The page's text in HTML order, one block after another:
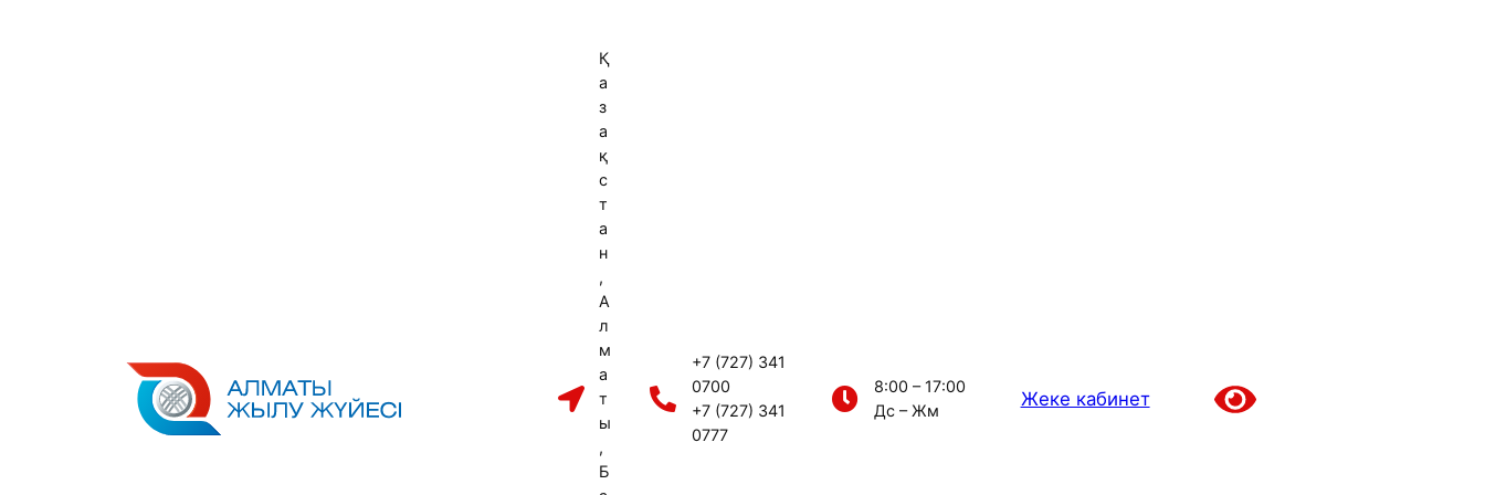
Қ
а
з
а
қ
с
т
а
н
,
А
л
м
а
т
ы
,
Б
+7 (727) 341
0700
+7 (727) 341
0777
8:00 – 17:00
Дс – Жм
Жеке кабинет